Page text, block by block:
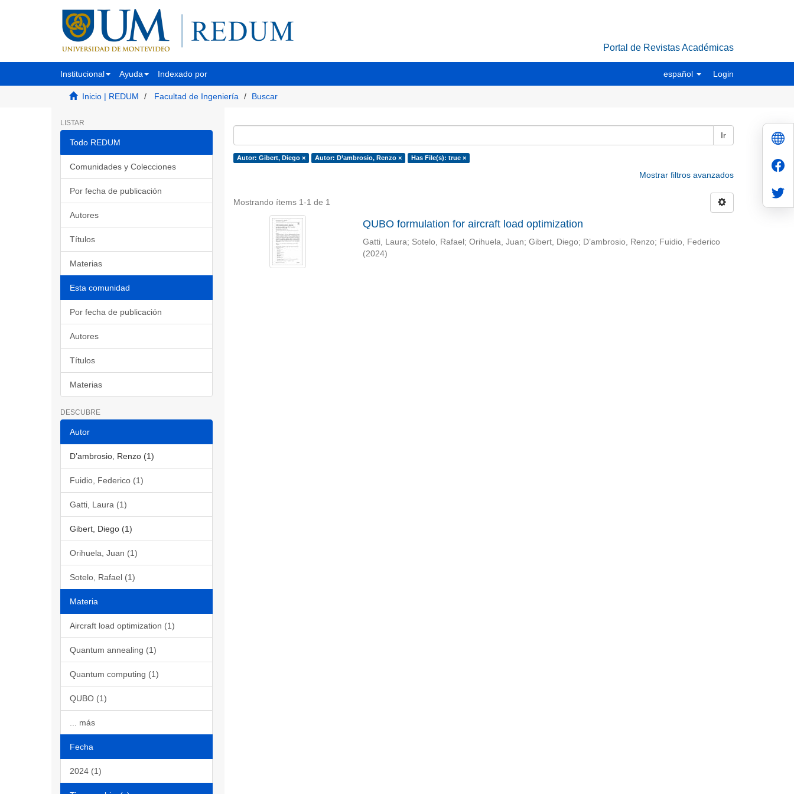
Portal de Revistas Académicas
Institucional Ayuda Indexado por español Login
Inicio | REDUM Facultad de Ingeniería Buscar
LISTAR
Todo REDUM
Comunidades y Colecciones
Por fecha de publicación
Autores
Títulos
Materias
Esta comunidad
Por fecha de publicación
Autores
Títulos
Materias
DESCUBRE
Autor
D’ambrosio, Renzo (1)
Fuidio, Federico (1)
Gatti, Laura (1)
Gibert, Diego (1)
Orihuela, Juan (1)
Sotelo, Rafael (1)
Materia
Aircraft load optimization (1)
Quantum annealing (1)
Quantum computing (1)
QUBO (1)
... más
Fecha
2024 (1)
Ir
Autor: Gibert, Diego × Autor: D’ambrosio, Renzo × Has File(s): true ×
Mostrar filtros avanzados
Mostrando ítems 1-1 de 1
QUBO formulation for aircraft load optimization
Gatti, Laura; Sotelo, Rafael ; Orihuela, Juan; Gibert, Diego; D’ambrosio, Renzo; Fuidio, Federico
(2024)